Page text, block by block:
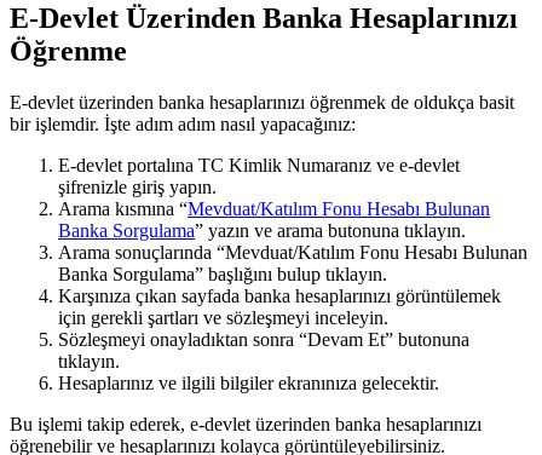
E-Devlet Üzerinden Banka Hesaplarınızı
Öğrenme
E-devlet üzerinden banka hesaplarınızı öğrenmek de oldukça basit
bir işlemdir. İşte adım adım nasıl yapacağınız:
E-devlet portalına TC Kimlik Numaranız ve e-devlet
şifrenizle giriş yapın.
Arama kısmına “Mevduat/Katılım Fonu Hesabı Bulunan
Banka Sorgulama” yazın ve arama butonuna tıklayın.
Arama sonuçlarında “Mevduat/Katılım Fonu Hesabı Bulunan
Banka Sorgulama” başlığını bulup tıklayın.
Karşınıza çıkan sayfada banka hesaplarınızı görüntülemek
için gerekli şartları ve sözleşmeyi inceleyin.
Sözleşmeyi onayladıktan sonra “Devam Et” butonuna
tıklayın.
Hesaplarınız ve ilgili bilgiler ekranınıza gelecektir.
Bu işlemi takip ederek, e-devlet üzerinden banka hesaplarınızı
öğrenebilir ve hesaplarınızı kolayca görüntüleyebilirsiniz.